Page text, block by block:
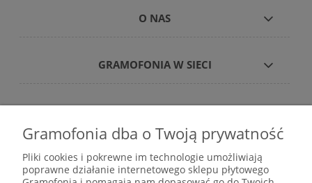
O NAS
GRAMOFONIA W SIECI
gramofonia.com
kontakt@gramofonia.info
Gramofonia dba o Twoją prywatność
Pliki cookies i pokrewne im technologie umożliwiają
poprawne działanie internetowego sklepu płytowego